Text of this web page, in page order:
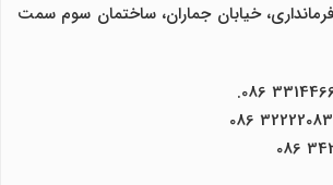
خیابان جماران، ساختمان سوم سمت